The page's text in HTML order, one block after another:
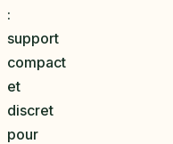
:
support
compact
et
discret
pour